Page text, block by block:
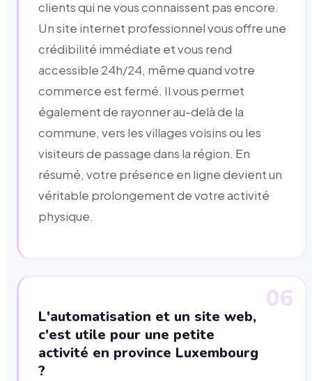
clients qui ne vous connaissent pas encore.
Un site internet professionnel vous offre une
crédibilité immédiate et vous rend
accessible 24h/24, même quand votre
commerce est fermé. Il vous permet
également de rayonner au-delà de la
commune, vers les villages voisins ou les
visiteurs de passage dans la région. En
résumé, votre présence en ligne devient un
véritable prolongement de votre activité
physique.
06
L'automatisation et un site web,
c'est utile pour une petite
activité en province Luxembourg
?